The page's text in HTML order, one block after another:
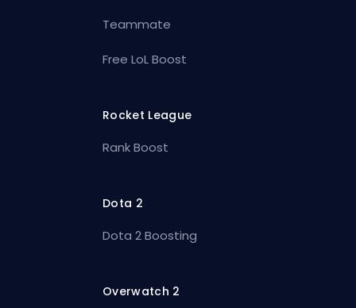
Teammate
Free LoL Boost
Rocket League
Rank Boost
Dota 2
Dota 2 Boosting
Overwatch 2